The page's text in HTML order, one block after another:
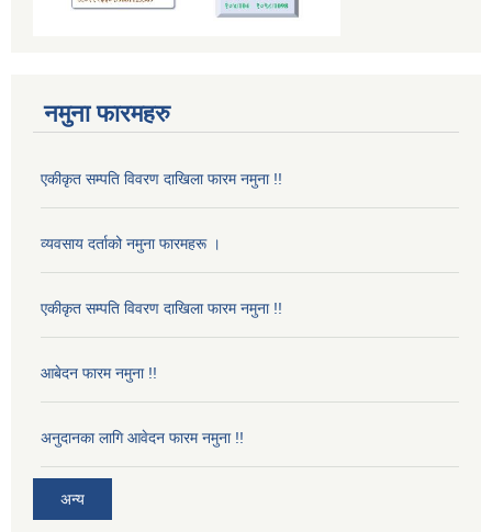
नमुना फारमहरु
एकीकृत सम्पति विवरण दाखिला फारम नमुना !!
व्यवसाय दर्ताको नमुना फारमहरू ।
एकीकृत सम्पति विवरण दाखिला फारम नमुना !!
आबेदन फारम नमुना !!
अनुदानका लागि आवेदन फारम नमुना !!
अन्य